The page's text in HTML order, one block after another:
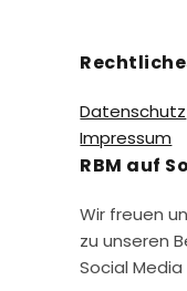
Datenschutz
Impressum
RBM auf
Wir freuen
zu unseren
Social Media